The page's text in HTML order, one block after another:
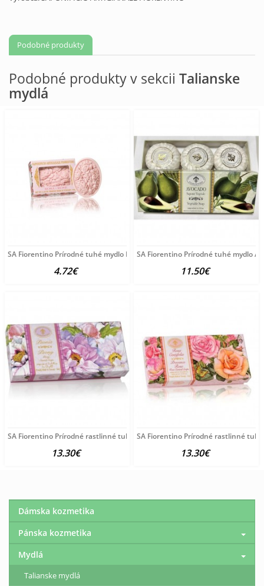
Podobné produkty
Podobné produkty v sekcii Talianske
mydlá
SA Fiorentino Prírodné tuhé mydlo Ruža 125 g
4.72€
SA Fiorentino Prírodné tuhé mydlo
11.50€
SA Fiorentino Prírodné rastlinné tuhé mydlo Pivónia 3x125
13.30€
SA Fiorentino Prírodné rastlinné
13.30€
Dámska kozmetika
Pánska kozmetika
Mydlá
Talianske mydlá